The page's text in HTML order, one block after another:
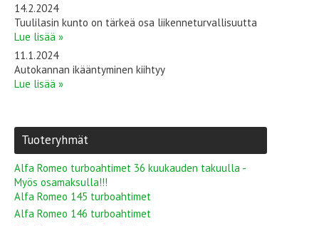
14.2.2024
Tuulilasin kunto on tärkeä osa liikenneturvallisuutta
Lue lisää »
11.1.2024
Autokannan ikääntyminen kiihtyy
Lue lisää »
Tuoteryhmät
Alfa Romeo turboahtimet 36 kuukauden takuulla -
Myös osamaksulla!!!
Alfa Romeo 145 turboahtimet
Alfa Romeo 146 turboahtimet